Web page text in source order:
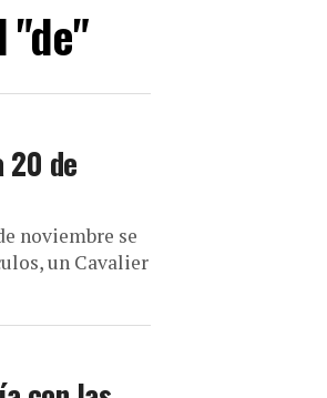
"de"
20 de
noviembre se
un Cavalier